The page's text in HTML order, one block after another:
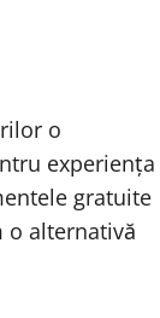
o
experiența
gratuite
o alternativă